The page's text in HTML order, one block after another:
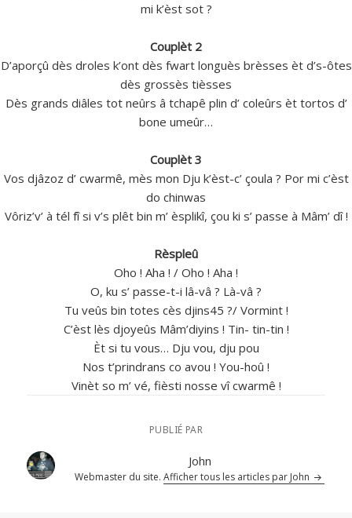
mi k’èst sot ?
Couplèt 2
D’aporçû dès droles k’ont dès fwart longuès brèsses èt d’s-ôtes
dès grossès tièsses
Dès grands diâles tot neûrs â tchapê plin d’ coleûrs èt tortos d’
bone umeûr…
Couplèt 3
Vos djâzoz d’ cwarmê, mès mon Dju k’èst-c’ çoula ? Por mi c’èst
do chinwas
Vôriz’v’ à tél fî si v’s plêt bin m’ èsplikî, çou ki s’ passe à Mâm’ dî !
Rèspleû
Oho ! Aha ! / Oho ! Aha !
O, ku s’ passe-t-i lâ-vâ ? Là-vâ ?
Tu veûs bin totes cès djins45 ?/ Vormint !
C’èst lès djoyeûs Mâm’diyins ! Tin- tin-tin !
Èt si tu vous… Dju vou, dju pou
Nos t’prindrans co avou ! You-hoû !
Vinèt so m’ vé, fièsti nosse vî cwarmê !
PUBLIÉ PAR
John
Webmaster du site. Afficher tous les articles par John